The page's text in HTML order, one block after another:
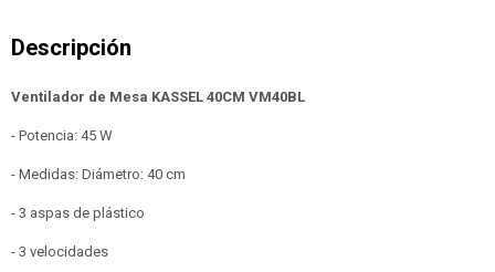
Ventilador de Mesa KASSEL 40CM VM40BL
- Potencia: 45 W
- Medidas: Diámetro: 40 cm
- 3 aspas de plástico
- 3 velocidades